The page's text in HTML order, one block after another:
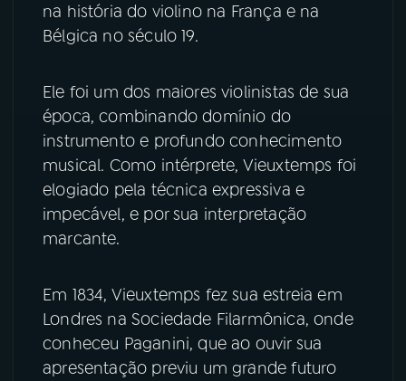
YouTube Facebook
TikTok
na história do violino na França e na
Bélgica no século 19.
Ele foi um dos maiores violinistas de sua
época, combinando domínio do
instrumento e profundo conhecimento
musical. Como intérprete, Vieuxtemps foi
elogiado pela técnica expressiva e
impecável, e por sua interpretação
marcante.
Em 1834, Vieuxtemps fez sua estreia em
Londres na Sociedade Filarmônica, onde
conheceu Paganini, que ao ouvir sua
apresentação previu um grande futuro